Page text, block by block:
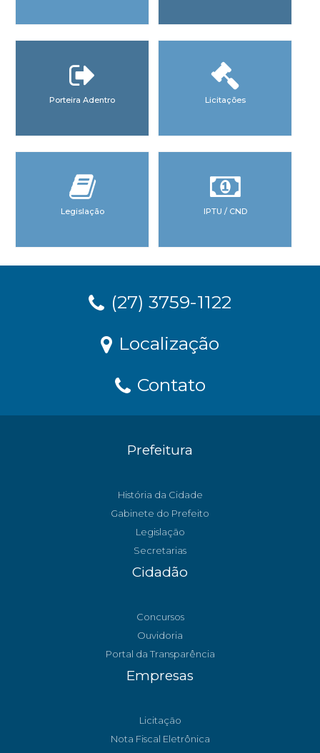
Porteira Adentro Licitações
Legislação IPTU / CND
(27) 3759-1122
Localização
Contato
Prefeitura
História da Cidade
Gabinete do Prefeito
Legislação
Secretarias
Cidadão
Concursos
Ouvidoria
Portal da Transparência
Empresas
Licitação
Nota Fiscal Eletrônica